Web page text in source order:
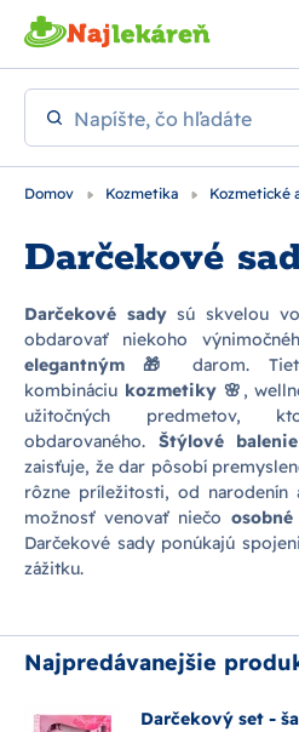
Preskočiť na hlavný obsah
Napíšte, čo hľadáte
Domov Kozmetika Kozmetické
Darčekové
Darčekové sadysú skvelou
obdarovať niekoho
elegantným 🎁
darom.
kombináciu kozmetiky 🌸 ,
užitočných predmetov,
obdarovaného. Štýlové balenie
zaisťuje, že dar pôsobí
rôzne príležitosti, od
možnosť venovať niečoosobné
Darčekové sady ponúkajú
zážitku.
Najpredávanejšie
Darčekový set -